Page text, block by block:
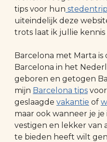
tips voor hun
uiteindelijk deze
trots laat ik jullie
Barcelona met Marta is
Barcelona in het
geboren en getogen
mijn Barcelona tips
geslaagde vakantie of
maar ook wanneer je
vestigen en lekker van
te bieden heeft wilt